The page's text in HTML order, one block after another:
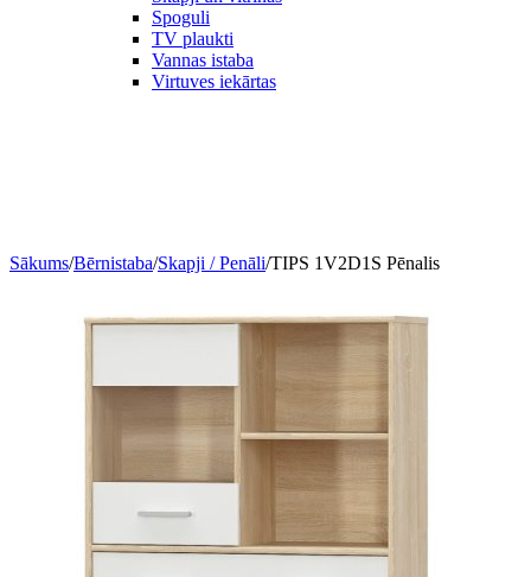
Spoguli
TV plaukti
Vannas istaba
Virtuves iekārtas
Sākums/Bērnistaba/Skapji / Penāli/TIPS 1V2D1S Pēnalis